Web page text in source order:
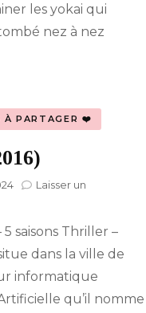
les yokai qui
nez à nez
À PARTAGER ❤️
Laisser un
saisons Thriller –
dans la ville de
informatique
qu’il nomme